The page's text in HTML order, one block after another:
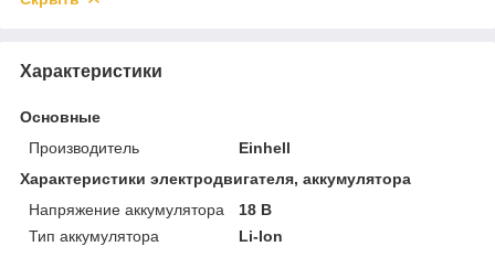
Характеристики
Основные
Производитель
Einhell
Характеристики электродвигателя, аккумулятора
Напряжение аккумулятора
18 В
Тип аккумулятора
Li-Ion